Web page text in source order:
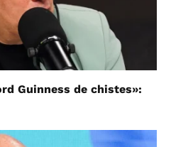
Guinness de chistes»: